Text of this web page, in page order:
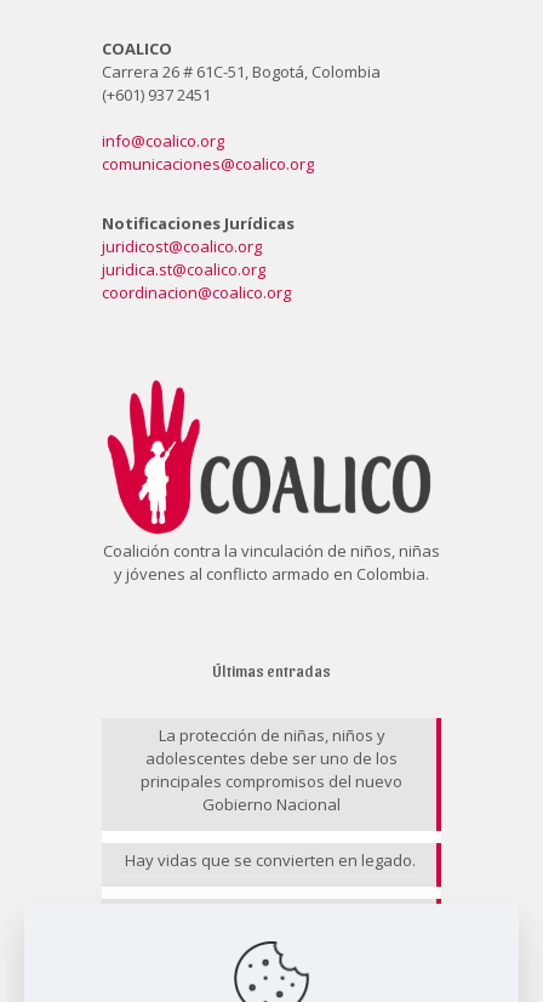
COALICO
Carrera 26 # 61C-51, Bogotá, Colombia
(+601) 937 2451
info@coalico.org
comunicaciones@coalico.org
Notificaciones Jurídicas
juridicost@coalico.org
juridica.st@coalico.org
coordinacion@coalico.org
Coalición contra la vinculación de niños, niñas
y jóvenes al conflicto armado en Colombia.
Últimas entradas
La protección de niñas, niños y
adolescentes debe ser uno de los
principales compromisos del nuevo
Gobierno Nacional
Hay vidas que se convierten en legado.